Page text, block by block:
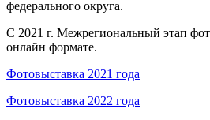
федерального округа.
С 2021 г. Межрегиональный этап
онлайн формате.
Фотовыставка 2021 года
Фотовыставка 2022 года